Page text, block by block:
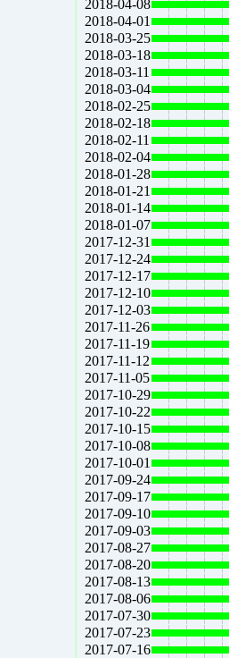
2018-04-08
2018-04-01
2018-03-25
2018-03-18
2018-03-11
2018-03-04
2018-02-25
2018-02-18
2018-02-11
2018-02-04
2018-01-28
2018-01-21
2018-01-14
2018-01-07
2017-12-31
2017-12-24
2017-12-17
2017-12-10
2017-12-03
2017-11-26
2017-11-19
2017-11-12
2017-11-05
2017-10-29
2017-10-22
2017-10-15
2017-10-08
2017-10-01
2017-09-24
2017-09-17
2017-09-10
2017-09-03
2017-08-27
2017-08-20
2017-08-13
2017-08-06
2017-07-30
2017-07-23
2017-07-16